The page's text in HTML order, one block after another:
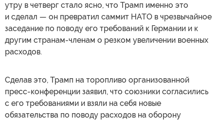
утру в четверг стало ясно, что Трамп именно это
и сделал — он превратил саммит НАТО в чрезвычайное
заседание по поводу его требований к Германии и к
другим странам-членам о резком увеличении военных
расходов.
Сделав это, Трамп на торопливо организованной
пресс-конференции заявил, что союзники согласились
с его требованиями и взяли на себя новые
обязательства по поводу расходов на оборону